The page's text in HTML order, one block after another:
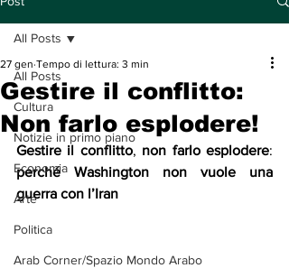
All Posts
Cultura
Notizie in primo piano
Economia
Arte
Politica
Arab Corner/Spazio Mondo Arabo
All Posts
Gestire il conflitto:
Non farlo esplodere!
27 gen Tempo di lettura: 3 min
Gestire il conflitto, non farlo esplodere
perché
Washington non vuole
una
guerra con l’Iran